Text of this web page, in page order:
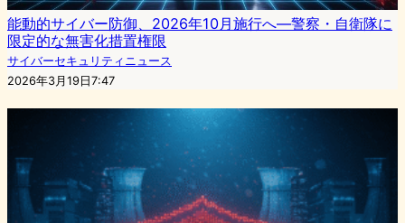
能動的サイバー防御、2026年10月施行へ—警察・自衛隊に
限定的な無害化措置権限
サイバーセキュリティニュース
2026年3月19日7:47